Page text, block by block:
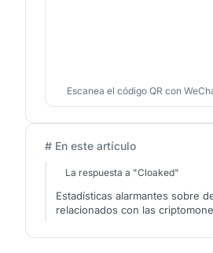
Escanea el código QR con
# En este artículo
La respuesta a "Cloaked"
Estadísticas alarmantes sobre
relacionados con las